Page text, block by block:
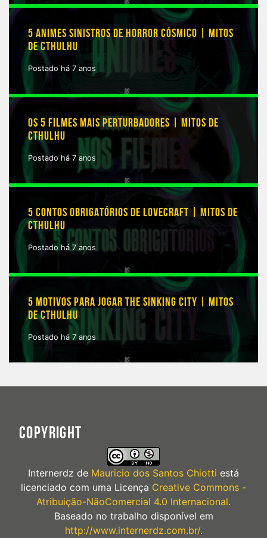
5 ANIMES SINISTROS DE HORROR CÓSMICO | MITOS
DE CTHULHU
Postado há 7 anos
OS 5 FILMES MAIS PERTURBADORES | MITOS DE
CTHULHU
Postado há 7 anos
5 CONTOS OBRIGATÓRIOS DE LOVECRAFT | MITOS DE
CTHULHU
Postado há 7 anos
5 MOTIVOS PARA JOGAR THE SINKING CITY | MITOS
DE CTHULHU
Postado há 7 anos
COPYRIGHT
Internerdz de Mauricio dos Santos Chiotti está
licenciado com uma Licença Creative Commons -
Atribuição-NãoComercial 4.0 Internacional.
Baseado no trabalho disponível em
http://www.internerdz.com.br/.